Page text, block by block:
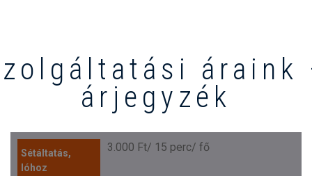
áraink
árjegyzék
3.000 Ft/ 15 perc/ fő